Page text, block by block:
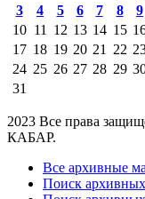
3
4 5 6 7 8
9
10 11 12 13 14 15
17 18 19 20 21 22
24 25 26 27 28 29
31
2023 Все права
КАБАР.
Все архивные
Поиск